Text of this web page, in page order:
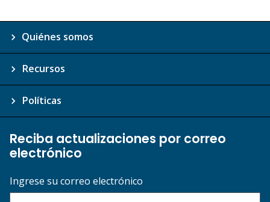
Quiénes somos
Recursos
Políticas
Reciba actualizaciones por correo
electrónico
Ingrese su correo electrónico